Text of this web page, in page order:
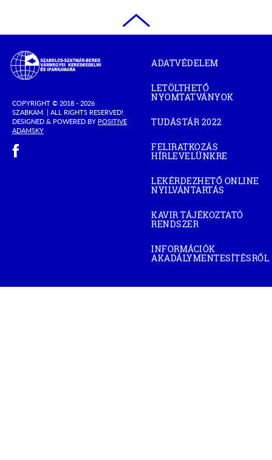
Szabolcs-
Szatmár-
Bereg
Kereskedelmi
és
Iparkamara
COPYRIGHT © 2018 - 2026
SZABKAM. | ALL RIGHTS RESERVED!
DESIGNED & POWERED BY POSITIVE
ADAMSKY(OPEN
ADATVÉDELEM
LETÖLTHETŐ
NYOMTATVÁNYOK
TUDÁSTÁR 2022(OPEN
WINDOW)
FELIRATKOZÁS
HÍRLEVELÜNKRE
LEKÉRDEZHETŐ ONLINE
NYILVÁNTARTÁS
NEW
WINDOW)
KAVIR TÁJÉKOZTATÓ
RENDSZER(OPEN
NEW
WINDOW)
INFORMÁCIÓK
AKADÁLYMENTESÍTÉSRŐL